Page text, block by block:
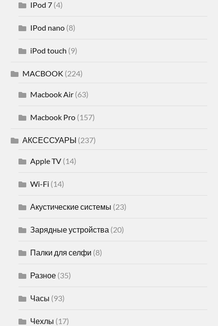
IPod 7 (4)
IPod nano (8)
iPod touch (9)
MACBOOK (224)
Macbook Air (63)
Macbook Pro (157)
АКСЕССУАРЫ (237)
Apple TV (14)
Wi-Fi (14)
Акустические системы (23)
Зарядные устройства (20)
Палки для селфи (8)
Разное (35)
Часы (93)
Чехлы (17)